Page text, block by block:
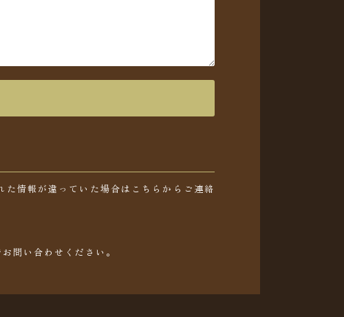
情報が違っていた場合はこちらからご連絡
問い合わせください。